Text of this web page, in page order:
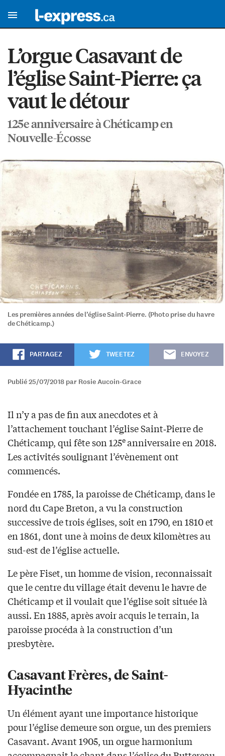
L’orgue Casavant de
l’église Saint-Pierre: ça
vaut le détour
125e anniversaire à Chéticamp en
Nouvelle-Écosse
Les premières années de l’église Saint-Pierre. (Photo prise du havre
de Chéticamp.)
PARTAGEZ TWEETEZ ENVOYEZ
Publié 25/07/2018 par Rosie Aucoin-Grace
Il n’y a pas de fin aux anecdotes et à
l’attachement touchant l’église Saint‑Pierre de
Chéticamp, qui fête son 125eanniversaire en 2018.
Les activités soulignant l’évènement ont
commencés.
Fondée en 1785, la paroisse de Chéticamp, dans le
nord du Cape Breton, a vu la construction
successive de trois églises, soit en 1790, en 1810 et
en 1861, dont une à moins de deux kilomètres au
sud-est de l’église actuelle.
Le père Fiset, un homme de vision, reconnaissait
que le centre du village était devenu le havre de
Chéticamp et il voulait que l’église soit située là
aussi. En 1885, après avoir acquis le terrain, la
paroisse procéda à la construction d’un
presbytère.
Casavant Frères, de Saint-
Hyacinthe
Un élément ayant une importance historique
pour l’église demeure son orgue, un des premiers
Casavant. Avant 1905, un orgue harmonium